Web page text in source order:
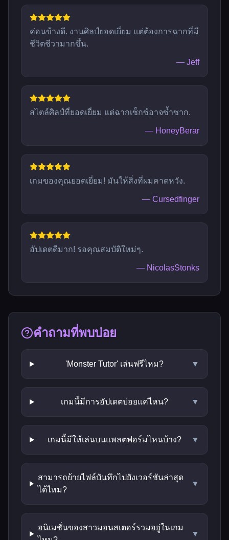
ค่อนข้างดี. งานศิลป์ยอดเยี่ยม แต่ต้องการฉากที่มี
ชีวิตชีวามากขึ้น.
— Jeff
สไตล์ศิลป์ที่ยอดเยี่ยม แต่ฉากเซ็กซ์อาจซ้ำซาก.
— HoneyBerar
เกมของคุณยอดเยี่ยม! มันให้สิ่งที่ผมคาดหวัง.
— Cursedfinger
อัปเดตดีมาก! รอคุณสมบัติใหม่ๆ.
— NicolasStonks
คำถามที่พบบ่อย
'Monster Tutor' เล่นฟรีไหม? ▼
เกมนี้มีการอัปเดตบ่อยแค่ไหน? ▼
เกมนี้มีให้เล่นบนแพลตฟอร์มไหนบ้าง? ▼
สามารถย้ายไฟล์บันทึกไปยังเวอร์ชันล่าสุด
ได้ไหม?
▼
อนิเมชั่นของสาวมอนสเตอร์รวมอยู่ในเกม
▼